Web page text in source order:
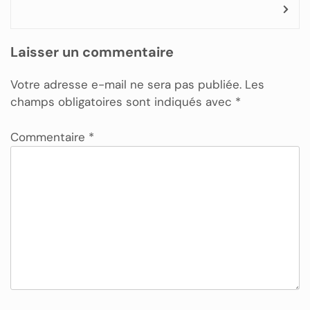
Laisser un commentaire
Votre adresse e-mail ne sera pas publiée. Les
champs obligatoires sont indiqués avec *
Commentaire *